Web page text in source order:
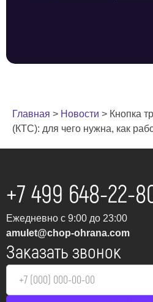
Главная > Новости > Кнопка
(КТС): для чего нужна, как
+7 499 648-22-
Ежедневно с 9:00 до 23:00
amulet@chop-ohrana.com
Заказать звонок